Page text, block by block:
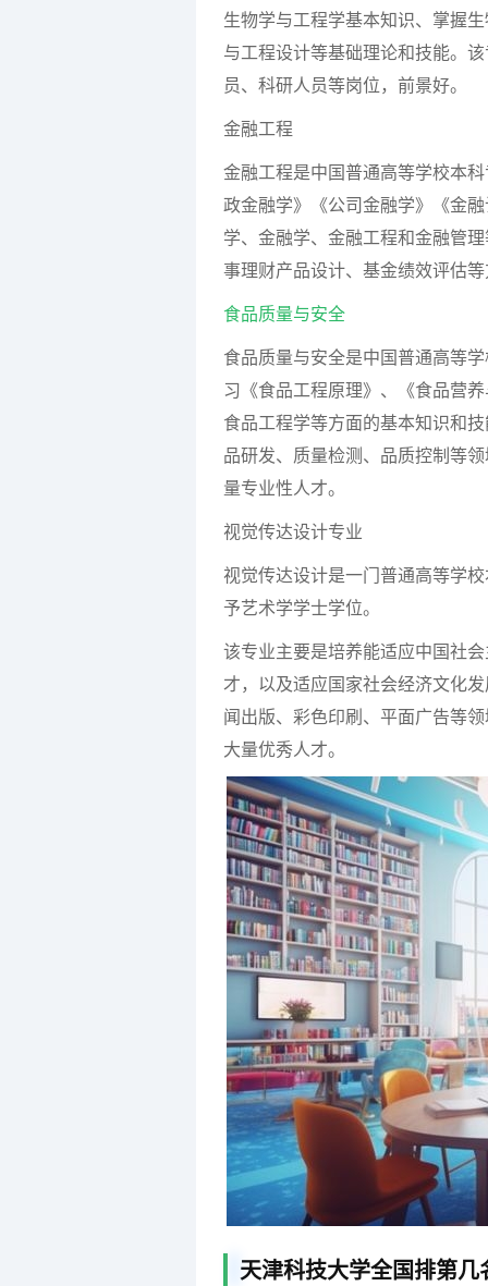
生物学与工程学基本知识、掌握
与工程设计等基础理论和技能。
员、科研人员等岗位，前景好。
金融工程
金融工程是中国普通高等学校本
政金融学》《公司金融学》《金
学、金融学、金融工程和金融管
事理财产品设计、基金绩效评估
食品质量与安全
食品质量与安全是中国普通高等
习《食品工程原理》、《食品营
食品工程学等方面的基本知识和
品研发、质量检测、品质控制等
量专业性人才。
视觉传达设计专业
视觉传达设计是一门普通高等学
予艺术学学士学位。
该专业主要是培养能适应中国社
才，以及适应国家社会经济文化
闻出版、彩色印刷、平面广告等
大量优秀人才。
天津科技大学全国排第几